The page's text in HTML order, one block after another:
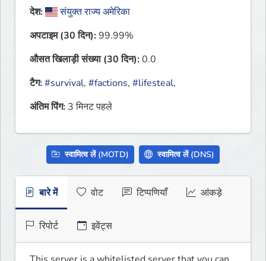
देश:
संयुक्त राज्य अमेरिका
अपटाइम (30 दिन):99.99%
औसत खिलाड़ी संख्या (30 दिन):0.0
टैग:#survival, #factions, #lifesteal,
अंतिम पिंग: 3 मिनट पहले
स्वामित्व लें (MOTD) स्वामित्व लें (DNS)
बारे में वोट टिप्पणियाँ आंकड़े
रिपोर्ट इवेंट्स